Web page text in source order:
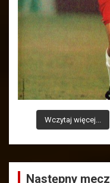
Wczytaj więcej...
Następny mecz